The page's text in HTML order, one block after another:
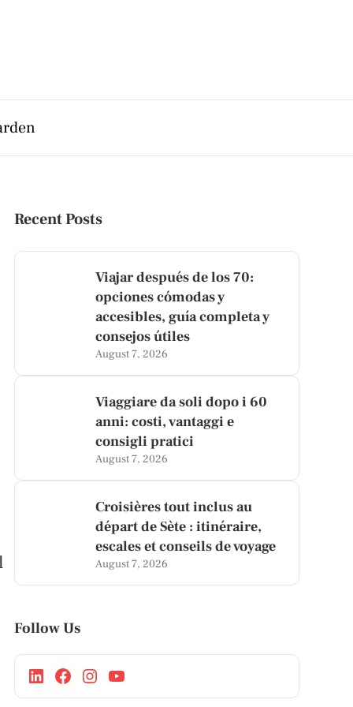
Recent Posts
Viajar después de los 70:
opciones cómodas y
accesibles, guía completa y
consejos útiles
August 7, 2026
Viaggiare da soli dopo i 60
anni: costi, vantaggi e
consigli pratici
August 7, 2026
Croisières tout inclus au
départ de Sète : itinéraire,
escales et conseils de voyage
August 7, 2026
Follow Us